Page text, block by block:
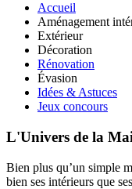
Accueil
Aménagement
Extérieur
Décoration
Rénovation
Évasion
Idées & Astuces
Jeux concours
L'Univers de la
Bien plus qu’un simple
bien ses intérieurs que